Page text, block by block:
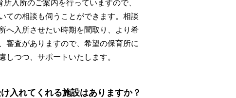
入所のご案内を行っていますので、
ての相談も伺うことができます。相談
へ入所させたい時期を聞取り、より希
審査がありますので、希望の保育所に
しつつ、サポートいたします。
入れてくれる施設はありますか？